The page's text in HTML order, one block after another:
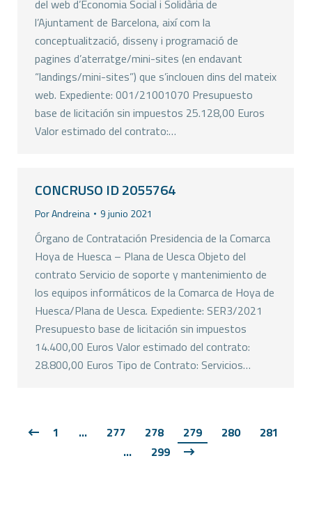
del web d’Economia Social i Solidària de
l’Ajuntament de Barcelona, així com la
conceptualització, disseny i programació de
pagines d’aterratge/mini-sites (en endavant
“landings/mini-sites”) que s’inclouen dins del mateix
web. Expediente: 001/21001070 Presupuesto
base de licitación sin impuestos 25.128,00 Euros
Valor estimado del contrato:…
CONCRUSO ID 2055764
PorAndreina 9 junio 2021
Órgano de Contratación Presidencia de la Comarca
Hoya de Huesca – Plana de Uesca Objeto del
contrato Servicio de soporte y mantenimiento de
los equipos informáticos de la Comarca de Hoya de
Huesca/Plana de Uesca. Expediente: SER3/2021
Presupuesto base de licitación sin impuestos
14.400,00 Euros Valor estimado del contrato:
28.800,00 Euros Tipo de Contrato: Servicios…
1 … 277 278 279 280
281
…
299